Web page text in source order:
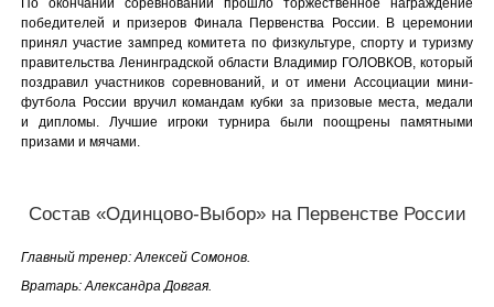
победителей и призеров Финала Первенства России. В церемонии
принял участие зампред комитета по физкультуре, спорту и туризму
правительства Ленинградской области Владимир ГОЛОВКОВ, который
поздравил участников соревнований, и от имени Ассоциации мини-
футбола России вручил командам кубки за призовые места, медали
и дипломы. Лучшие игроки турнира были поощрены памятными
призами и мячами.
Состав «Одинцово-Выбор» на Первенстве России
Главный тренер: Алексей Сомонов.
Вратарь: Александра Довгая.